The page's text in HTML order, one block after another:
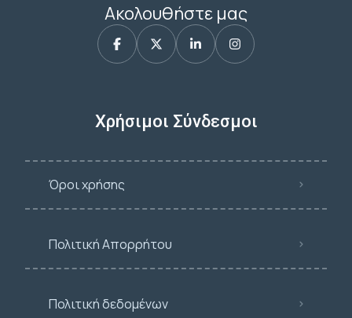
Ακολουθήστε μας
Χρήσιμοι Σύνδεσμοι
Όροι χρήσης
Πολιτική Απορρήτου
Πολιτική δεδομένων